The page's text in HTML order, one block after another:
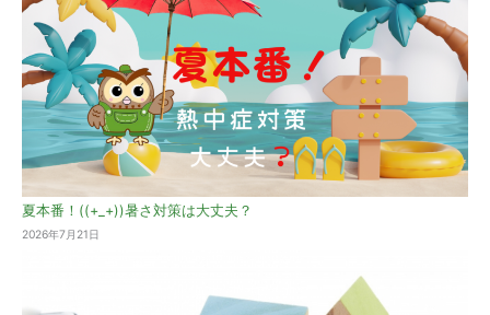
夏本番！((+_+))暑さ対策は大丈夫？
2026年7月21日